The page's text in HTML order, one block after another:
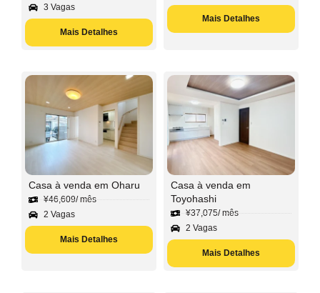
3 Vagas
Mais Detalhes
Mais Detalhes
Casa à venda em Oharu
¥46,609/ mês
2 Vagas
Mais Detalhes
Casa à venda em
Toyohashi
¥37,075/ mês
2 Vagas
Mais Detalhes